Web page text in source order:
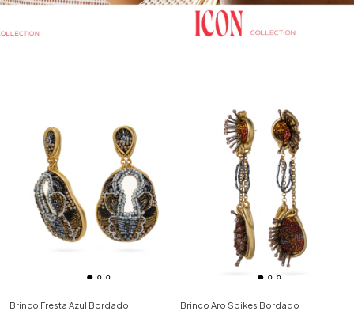
Brinco Fresta Azul Bordado Brinco Aro Spikes Bordado